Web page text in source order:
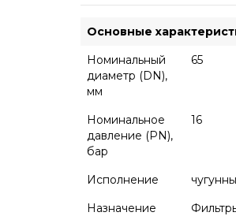
Основные
Номинальный
диаметр (DN),
мм
65
Номинальное
давление (PN),
бар
16
Исполнение
Назначение